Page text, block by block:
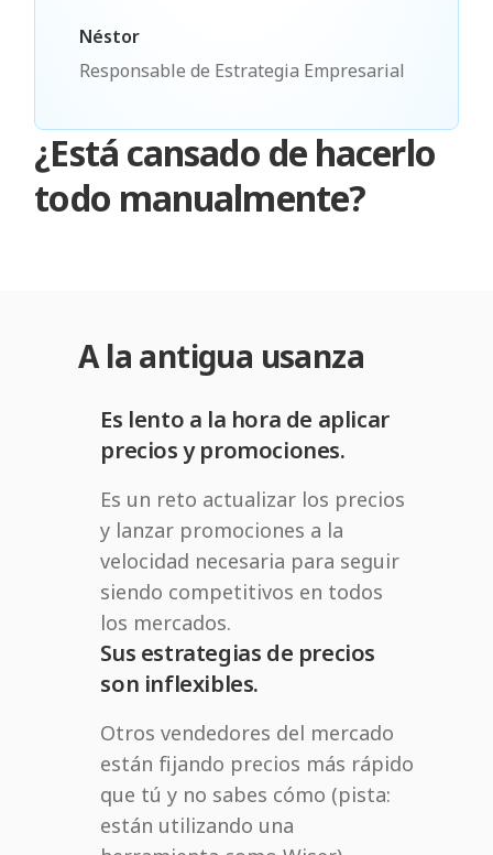
Néstor
Responsable de Estrategia Empresarial
¿Está cansado de hacerlo
todo manualmente?
A la antigua usanza
Es lento a la hora de aplicar
precios y promociones.
Es un reto actualizar los precios
y lanzar promociones a la
velocidad necesaria para seguir
siendo competitivos en todos
los mercados.
Sus estrategias de precios
son inflexibles.
Otros vendedores del mercado
están fijando precios más rápido
que tú y no sabes cómo (pista:
están utilizando una